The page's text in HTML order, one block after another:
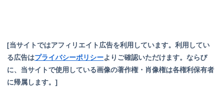
[当サイトではアフィリエイト広告を利用しています。利用してい
る広告はプライバシーポリシーよりご確認いただけます。ならび
に、当サイトで使用している画像の著作権・肖像権は各権利保有者
に帰属します。]